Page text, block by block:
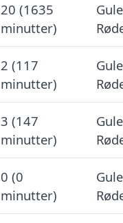
20 (1635
minutter)
2 (117
minutter)
3 (147
minutter)
0 (0
minutter)